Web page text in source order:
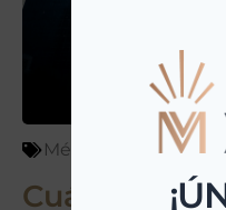
México abril 6,
Cuándo